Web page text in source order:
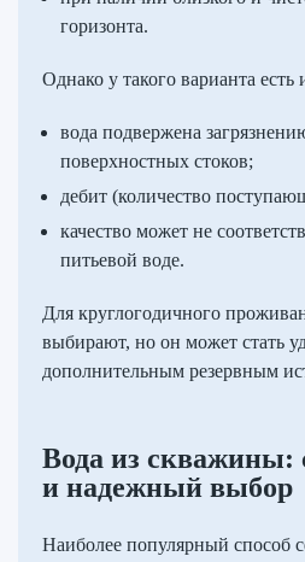
горизонта.
Однако у такого варианта есть
вода подвержена
поверхностных стоков;
дебит (количество
качество может не
питьевой воде.
Для круглогодичного
выбирают, но он может стать
дополнительным резервным
Вода из скважины:
и надежный выбор
Наиболее популярный способ